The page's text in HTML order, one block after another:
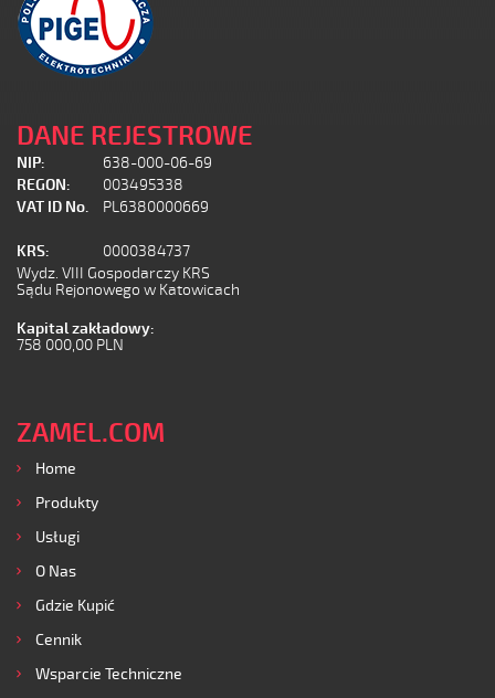
DANE REJESTROWE
NIP:
638-000-06-69
REGON:
003495338
VAT ID No.
PL6380000669
KRS:
0000384737
Wydz. VIII Gospodarczy KRS
Sądu Rejonowego w Katowicach
Kapital zakładowy:
758 000,00 PLN
ZAMEL.COM
Home
Produkty
Usługi
O Nas
Gdzie Kupić
Cennik
Wsparcie Techniczne